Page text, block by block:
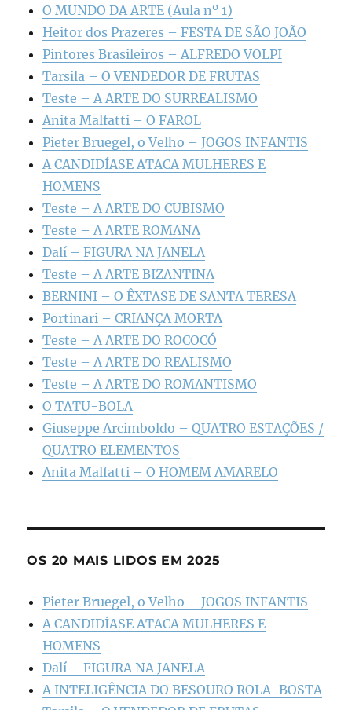
O MUNDO DA ARTE (Aula nº 1)
Heitor dos Prazeres – FESTA DE SÃO JOÃO
Pintores Brasileiros – ALFREDO VOLPI
Tarsila – O VENDEDOR DE FRUTAS
Teste – A ARTE DO SURREALISMO
Anita Malfatti – O FAROL
Pieter Bruegel, o Velho – JOGOS INFANTIS
A CANDIDÍASE ATACA MULHERES E
HOMENS
Teste – A ARTE DO CUBISMO
Teste – A ARTE ROMANA
Dalí – FIGURA NA JANELA
Teste – A ARTE BIZANTINA
BERNINI – O ÊXTASE DE SANTA TERESA
Portinari – CRIANÇA MORTA
Teste – A ARTE DO ROCOCÓ
Teste – A ARTE DO REALISMO
Teste – A ARTE DO ROMANTISMO
O TATU-BOLA
Giuseppe Arcimboldo – QUATRO ESTAÇÕES /
QUATRO ELEMENTOS
Anita Malfatti – O HOMEM AMARELO
OS 20 MAIS LIDOS EM 2025
Pieter Bruegel, o Velho – JOGOS INFANTIS
A CANDIDÍASE ATACA MULHERES E
HOMENS
Dalí – FIGURA NA JANELA
A INTELIGÊNCIA DO BESOURO ROLA-BOSTA